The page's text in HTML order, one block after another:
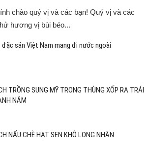
chào quý vị và các bạn! Quý vị và các
hương vị bùi béo...
đặc sản Việt Nam mang đi nước ngoài
TRỒNG SUNG MỸ TRONG THÙNG XỐP RA TRÁI
NĂM
NẤU CHÈ HẠT SEN KHÔ LONG NHÃN